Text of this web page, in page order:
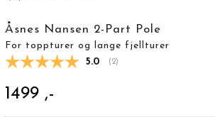
Åsnes Nansen 2-Part Pole
For toppturer og lange fjellturer
Gjennomsnittskarakter:
5.0 (stemmer:
2)
1499 ,-